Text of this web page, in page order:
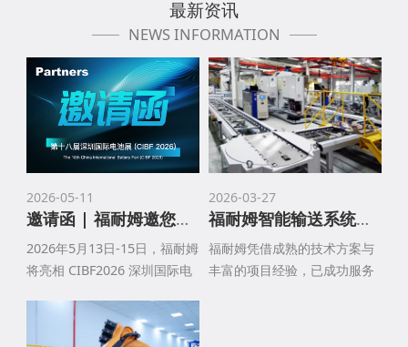
最新资讯
NEWS INFORMATION
2026-05-11
邀请函 | 福耐姆邀您共赴深圳国际电池展（CIBF 2026）
2026年5月13日-15日，福耐姆
将亮相 CIBF2026 深圳国际电
源电池制造输送设备及定制化
产品输送集成整体解决方案。
2026-03-27
福耐姆智能输送系统：赋能汽车零部件装配升级
福耐姆凭借成熟的技术方案与
丰富的项目经验，已成功服务